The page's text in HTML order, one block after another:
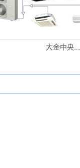
大金中央...